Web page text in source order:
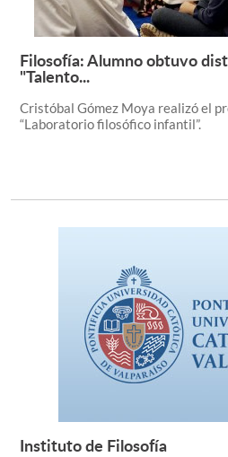
Filosofía: Alumno obtuvo
"Talento...
Cristóbal Gómez Moya realizó el
“Laboratorio filosófico infantil”.
Instituto de Filosofía